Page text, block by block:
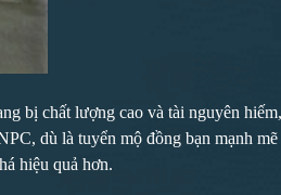
bị chất lượng cao và tài nguyên
dù là tuyển mộ đồng bạn mạnh
hiệu quả hơn.